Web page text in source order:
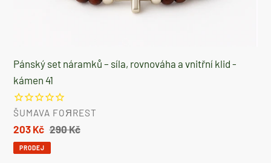
Pánský set náramků – síla, rovnováha a vnitřní klid -
kámen 41
DODAVATEL
ŠUMAVA FOЯREST
Prodejní
cena
203 Kč Běžná
cena
290 Kč
PRODEJ